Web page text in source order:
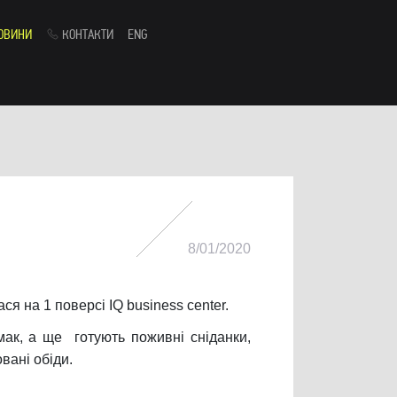
КОНТАКТИ ENG
8/01/2020
на 1 поверсі IQ business center.
а ще готують поживні сніданки,
обіди.